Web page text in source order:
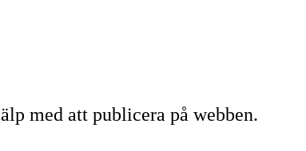
med att publicera på webben.